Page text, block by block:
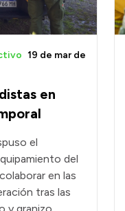
en
19 de mar de
el
del
en las
tras las